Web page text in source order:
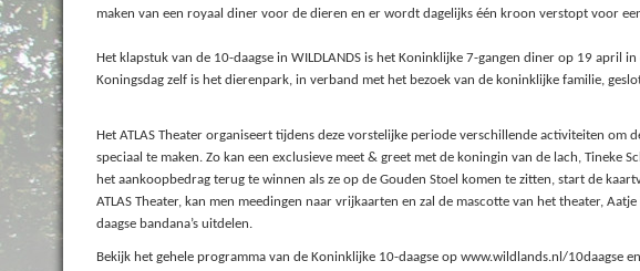
maken van een royaal diner voor de dieren en er wordt dagelijks één kroon verstopt voor
Het klapstuk van de 10-daagse in WILDLANDS is het Koninklijke 7-gangen diner op 19 april
Koningsdag zelf is het dierenpark, in verband met het bezoek van de koninklijke familie,
Het ATLAS Theater organiseert tijdens deze vorstelijke periode verschillende activiteiten om
speciaal te maken. Zo kan een exclusieve meet & greet met de koningin van de lach, Tineke
het aankoopbedrag terug te winnen als ze op de Gouden Stoel komen te zitten, start de
ATLAS Theater, kan men meedingen naar vrijkaarten en zal de mascotte van het theater,
daagse bandana’s uitdelen.
Bekijk het gehele programma van de Koninklijke 10-daagse op www.wildlands.nl/10daagse